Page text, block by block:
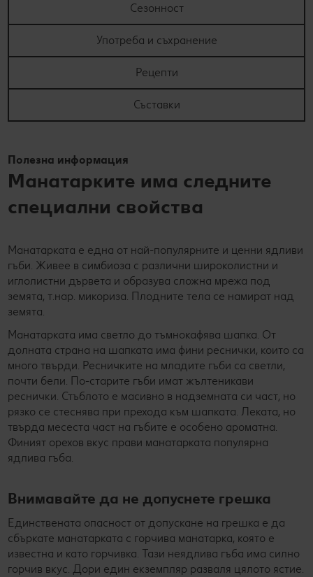
Сезонност
Употреба и съхранение
Рецепти
Съставки
Полезна информация
Манатарките има следните
специални свойства
Манатарката е една от най-популярните и ценни ядливи
гъби. Живее в симбиоза с различни широколистни и
иглолистни дървета и образува сложна мрежа под
земята, т.нар. микориза. Плодните тела се намират над
земята.
Манатарката има светло до тъмнокафява шапка. От
долната страна на шапката има фини реснички, които са
много твърди. Ресничките на младите гъби са светли,
почти бели. По-старите гъби имат жълтеникави
реснички. Стъблото е масивно в надземната си част, но
рязко се стеснява при прехода към шапката. Леката, но
твърда месеста част на гъбите е особено ароматна.
Финият орехов вкус прави манатарката популярна
ядлива гъба.
Внимавайте да не допуснете грешка
Единствената опасност от допускане на грешка е да
сбъркате манатарката с горчива манатарка, която е
известна и като горчивка. Тази неядлива гъба има силно
горчив вкус. Дори един екземпляр разваля цялото ястие.